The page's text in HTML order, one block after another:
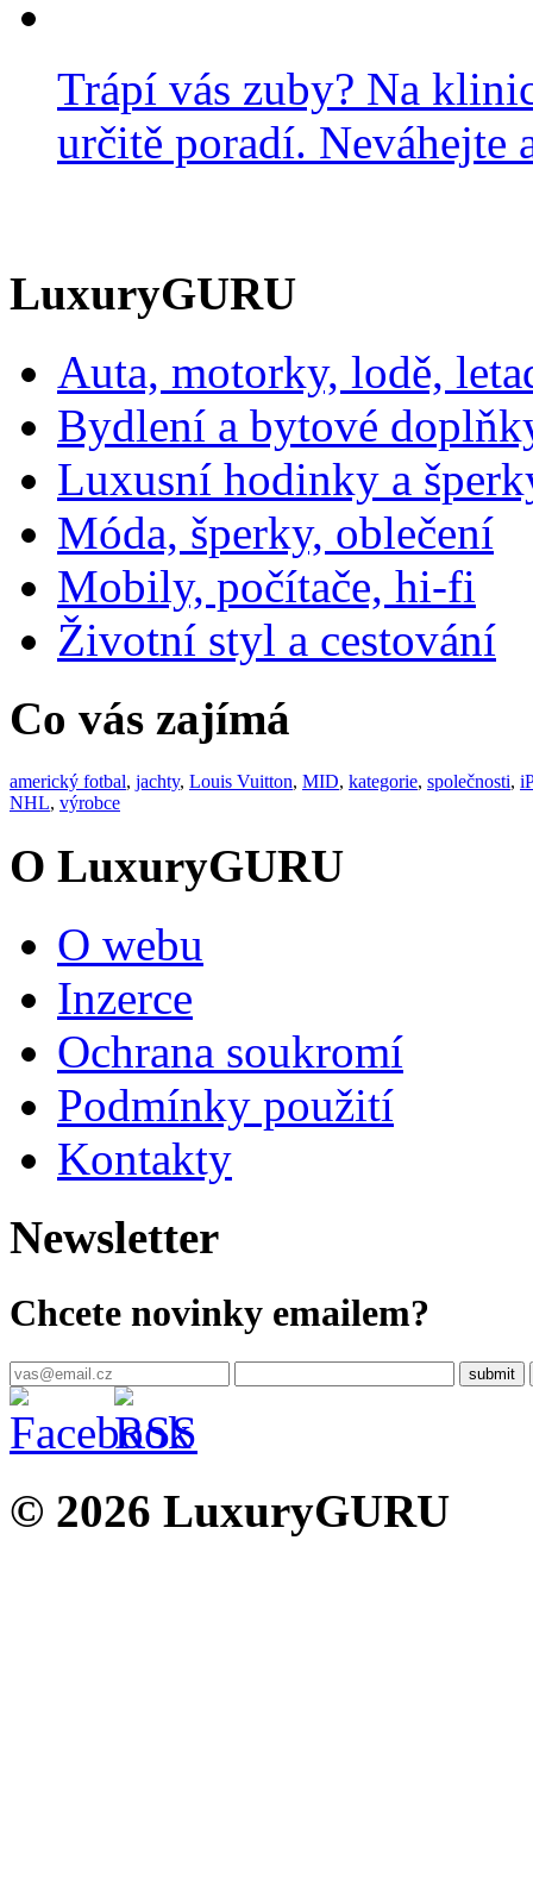
Trápí vás zuby? Na
určitě poradí. Neváhejte
LuxuryGURU
Auta, motorky, lodě,
Bydlení a bytové
Luxusní hodinky a
Móda, šperky, oblečení
Mobily, počítače, hi-fi
Životní styl a cestování
Co vás zajímá
americký fotbal, jachty, Louis Vuitton, MID, kategorie, společnosti,
NHL, výrobce
O LuxuryGURU
O webu
Inzerce
Ochrana soukromí
Podmínky použití
Kontakty
Newsletter
Chcete novinky emailem?
© 2026 LuxuryGURU